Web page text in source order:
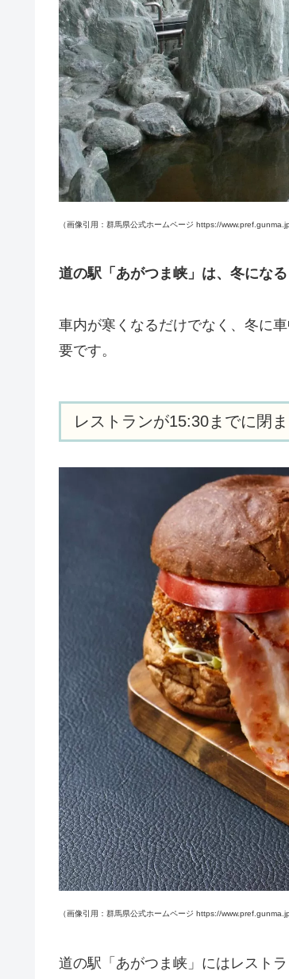
（画像引用：群馬県公式ホームページ https://
道の駅「あがつま峡」は、冬になる
車内が寒くなるだけでなく、冬に
要です。
レストランが15:30までに閉
（画像引用：群馬県公式ホームページ https://
道の駅「あがつま峡」にはレスト